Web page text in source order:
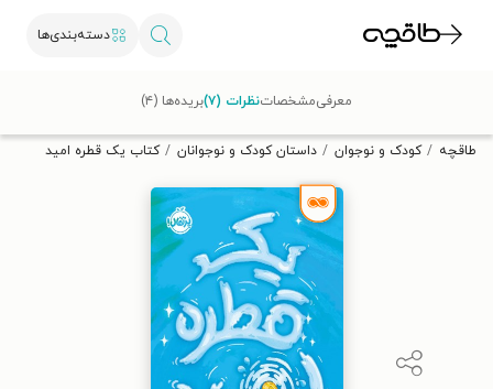
دسته‌بندی‌ها
تخفیف از طاقچه دریافت کن.
طاقچه کودک و نوجوان داستان کودک و نوجوانان کتاب یک قطره امید
معرفیمشخصاتنظرات (۷) بریده‌ها (۴)